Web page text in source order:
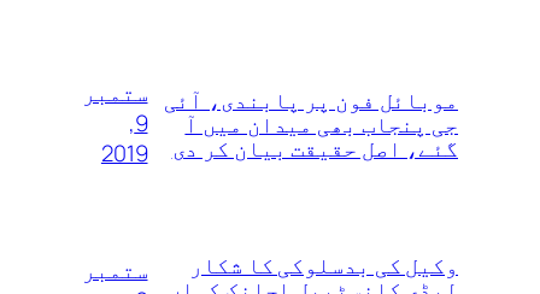
موبائل فون پر پابندی، آئی
جی پنجاب بھی میدان میں آ
گئے، اصل حقیقت بیان کر دی
ستمبر
9,
2019
وکیل کی بدسلوکی کا شکار
ستمبر